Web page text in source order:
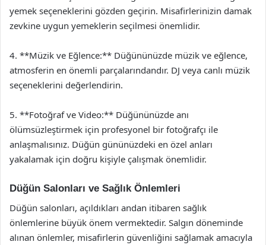
yemek seçeneklerini gözden geçirin. Misafirlerinizin damak
zevkine uygun yemeklerin seçilmesi önemlidir.
4. **Müzik ve Eğlence:** Düğününüzde müzik ve eğlence,
atmosferin en önemli parçalarındandır. DJ veya canlı müzik
seçeneklerini değerlendirin.
5. **Fotoğraf ve Video:** Düğününüzde anı
ölümsüzleştirmek için profesyonel bir fotoğrafçı ile
anlaşmalısınız. Düğün gününüzdeki en özel anları
yakalamak için doğru kişiyle çalışmak önemlidir.
Düğün Salonları ve Sağlık Önlemleri
Düğün salonları, açıldıkları andan itibaren sağlık
önlemlerine büyük önem vermektedir. Salgın döneminde
alınan önlemler, misafirlerin güvenliğini sağlamak amacıyla